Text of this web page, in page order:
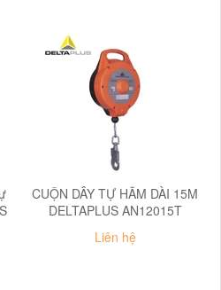
CUỘN DÂY TỰ HÃM DÀI 15M
DELTAPLUS AN12015T
Liên hệ